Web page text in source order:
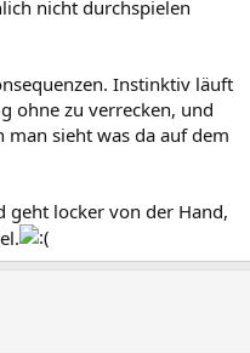
nicht durchspielen
Instinktiv läuft
ohne zu verrecken, und
man sieht was da auf dem
geht locker von der Hand,